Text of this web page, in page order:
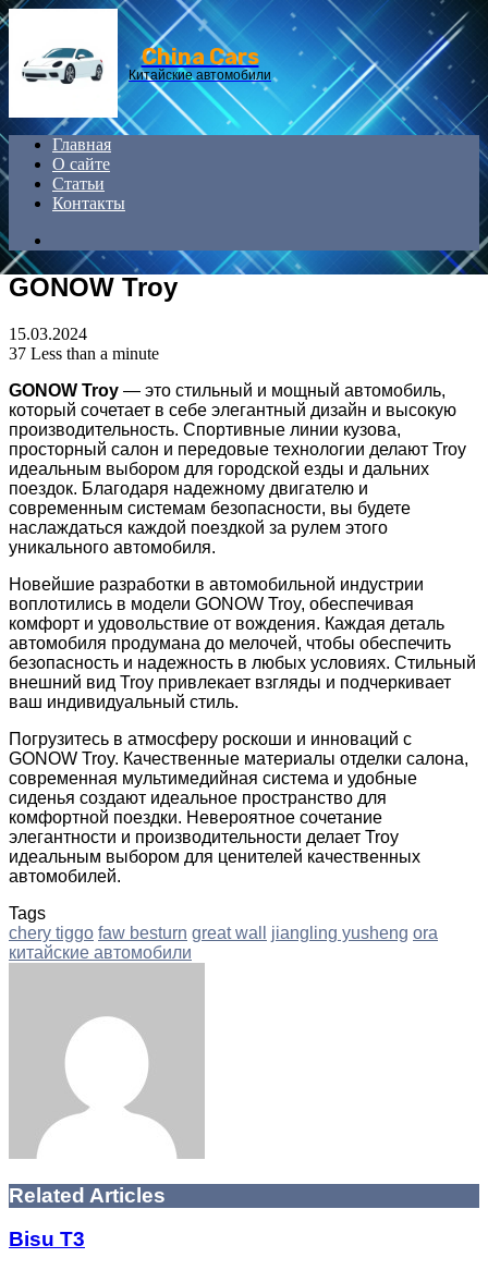
Menu
China Cars
Китайские автомобили
Главная
О сайте
Статьи
Контакты
GONOW Troy
15.03.2024
37 Less than a minute
GONOW Troy — это стильный и мощный автомобиль,
который сочетает в себе элегантный дизайн и высокую
производительность. Спортивные линии кузова,
просторный салон и передовые технологии делают Troy
идеальным выбором для городской езды и дальних
поездок. Благодаря надежному двигателю и
современным системам безопасности, вы будете
наслаждаться каждой поездкой за рулем этого
уникального автомобиля.
Новейшие разработки в автомобильной индустрии
воплотились в модели GONOW Troy, обеспечивая
комфорт и удовольствие от вождения. Каждая деталь
автомобиля продумана до мелочей, чтобы обеспечить
безопасность и надежность в любых условиях. Стильный
внешний вид Troy привлекает взгляды и подчеркивает
ваш индивидуальный стиль.
Погрузитесь в атмосферу роскоши и инноваций с
GONOW Troy. Качественные материалы отделки салона,
современная мультимедийная система и удобные
сиденья создают идеальное пространство для
комфортной поездки. Невероятное сочетание
элегантности и производительности делает Troy
идеальным выбором для ценителей качественных
автомобилей.
Tags
chery tiggo faw besturn great wall jiangling yusheng ora
китайские автомобили
Related Articles
Bisu T3